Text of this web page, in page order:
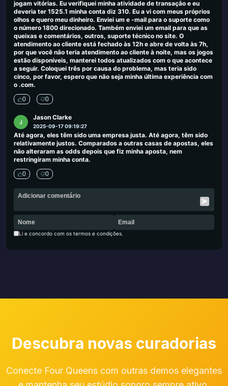
jogam vitórias. Eu verifiquei minha atividade de transação e eu
deveria ter 1525.1 minha conta diz 310. Eu a vi com meus próprios
olhos e quero meu dinheiro. Enviei um e -mail para o suporte como
o número 1800 direcionado. Também enviei um email para que as
queixas e comentários, outros, suporte técnico no site. O
atendimento ao cliente está fechado às 12h e abre de volta às 7h,
por que você não teria atendimento ao cliente à noite, mas os jogos
estão disponíveis, manterei todos atualizados com o que acontece
a seguir. Coloquei três por causa do problema, mas teria sido
cinco, por favor, espero que não seja minha última experiência com
o .com.
0 0
J
Jason Clarke
2025-09-17 09:19:27
Até agora, eles têm sido uma empresa justa. Até agora, têm sido
relativamente justos. Comparados a outras casas de apostas, eles
não alteraram as odds depois que fiz minha aposta, nem
restringiram minha conta.
0 0
Li e concordo com os termos e condições.
Descubra novas curadorias
Conecte Four Queens com outras demos elegantes